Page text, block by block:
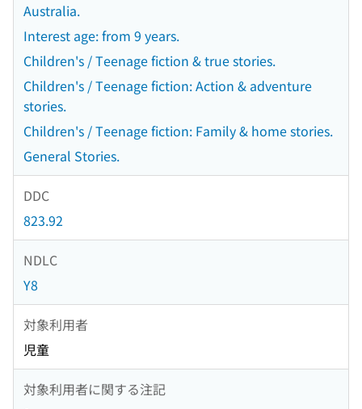
Australia.
Interest age: from 9 years.
Children's / Teenage fiction & true stories.
Children's / Teenage fiction: Action & adventure
stories.
Children's / Teenage fiction: Family & home stories.
General Stories.
DDC
823.92
NDLC
Y8
対象利用者
児童
対象利用者に関する注記